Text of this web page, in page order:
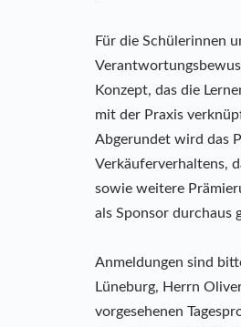
Für die Schülerinnen
Konzept, das die
mit der Praxis
Abgerundet wird das
Verkäuferverhaltens,
sowie weitere
als Sponsor durchaus
Anmeldungen sind
Lüneburg, Herrn
vorgesehenen